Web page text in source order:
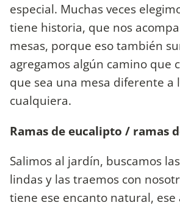
especial. Muchas veces
tiene historia, que nos
mesas, porque eso también
agregamos algún camino que
que sea una mesa diferente a
cualquiera.
Ramas de eucalipto / ramas
Salimos al jardín, buscamos
lindas y las traemos con
tiene ese encanto natural, ese